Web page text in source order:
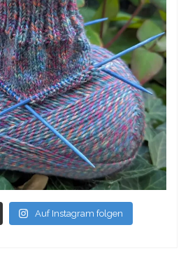
Auf Instagram folgen